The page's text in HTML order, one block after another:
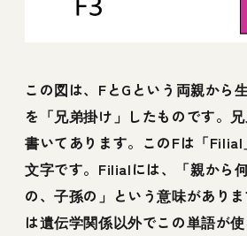
この図は、FとGという両親から
を「兄弟掛け」したものです。
書いてあります。このFは「
文字です。Filialには、「親から
の、子孫の」という意味があり
は遺伝学関係以外でこの単語が